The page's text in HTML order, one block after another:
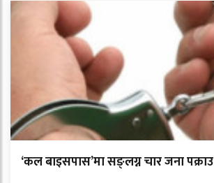
‘कल बाइसपास’मा सङ्लग्न चार जना पक्राउ